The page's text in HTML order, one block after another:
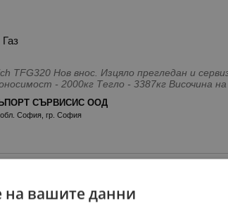
Газ
и сервизиран. Перфектно техническо
дейност на специализиранаСЪРВИСИС ООД
обл. София, гр. София
на вашите данни